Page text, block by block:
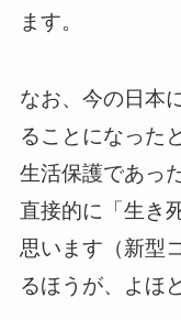
ます。
なお、今の日本
ることになった
生活保護であっ
直接的に「生き
思います（新型
るほうが、よほ